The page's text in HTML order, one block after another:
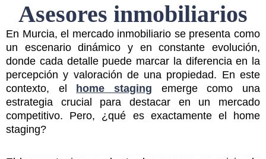
Asesores inmobiliarios
En Murcia, el mercado inmobiliario se presenta como
un escenario dinámico y en constante evolución,
donde cada detalle puede marcar la diferencia en la
percepción y valoración de una propiedad. En este
contexto, el
home staging emerge como una
estrategia crucial para destacar en un mercado
competitivo. Pero, ¿qué es exactamente el home
staging?